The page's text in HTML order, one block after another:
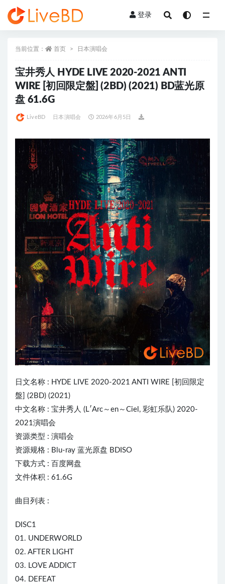
登录
当前位置： 首页 日本演唱会
宝井秀人 HYDE LIVE 2020-2021 ANTI
WIRE [初回限定盤] (2BD) (2021) BD蓝光原
盘 61.6G
LiveBD 日本演唱会 2026年6月5日
日文名称 : HYDE L IVE 2020-2021 ANTI WIRE [初回限定
盤] (2BD) (2021)
中文名称 : 宝井秀人 ( L′Arc～en～Ciel , 彩虹乐队) 2020-
2021演唱会
资源类型 : 演唱会
资源规格 : Blu-ray 蓝光原盘 BDISO
下载方式 : 百度网盘
文件体积 : 61.6G
曲目列表 :
DISC1
01. UNDERWORLD
02. AFTER LIGHT
03. LOVE ADDICT
04. DEFEAT